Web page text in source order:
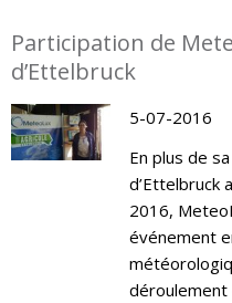
Participation de
d’Ettelbruck
5-07-2016
En plus de
d’Ettelbruck
2016,
événement